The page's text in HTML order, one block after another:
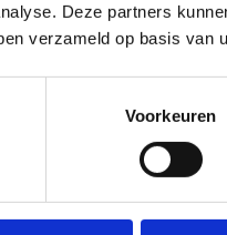
Deze partners
verzameld op basis van
Voorkeuren